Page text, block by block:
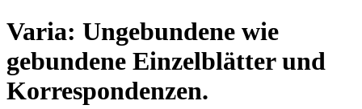
Varia: Ungebundene wie
gebundene Einzelblätter und
Korrespondenzen.